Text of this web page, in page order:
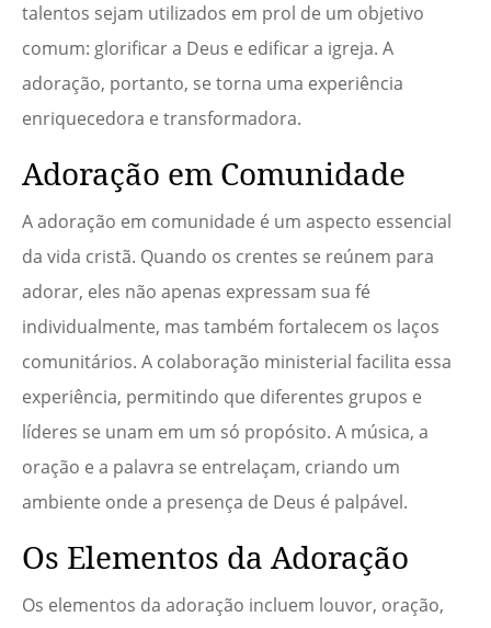
talentos sejam utilizados em prol de um objetivo
comum: glorificar a Deus e edificar a igreja. A
adoração, portanto, se torna uma experiência
enriquecedora e transformadora.
Adoração em Comunidade
A adoração em comunidade é um aspecto essencial
da vida cristã. Quando os crentes se reúnem para
adorar, eles não apenas expressam sua fé
individualmente, mas também fortalecem os laços
comunitários. A colaboração ministerial facilita essa
experiência, permitindo que diferentes grupos e
líderes se unam em um só propósito. A música, a
oração e a palavra se entrelaçam, criando um
ambiente onde a presença de Deus é palpável.
Os Elementos da Adoração
Os elementos da adoração incluem louvor, oração,